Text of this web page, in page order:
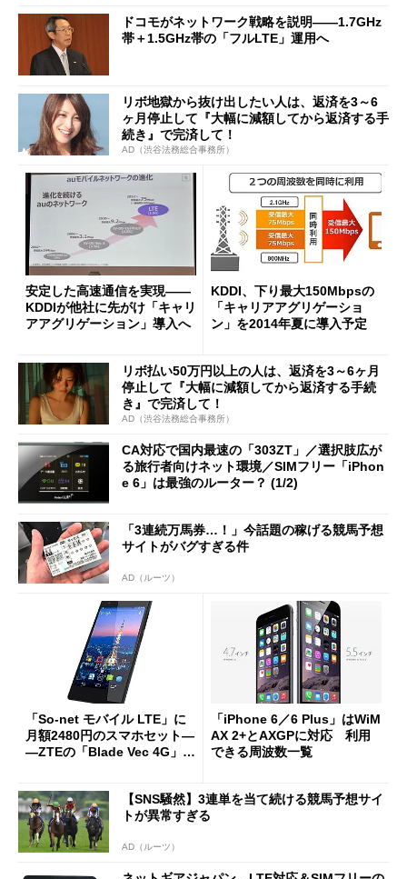
ドコモがネットワーク戦略を説明――1.7GHz
帯＋1.5GHz帯の「フルLTE」運用へ
リボ地獄から抜け出したい人は、返済を3～6
ヶ月停止して『大幅に減額してから返済する手
続き』で完済して！
AD（渋谷法務総合事務所）
安定した高速通信を実現――
KDDIが他社に先がけ「キャリ
アアグリゲーション」導入へ
KDDI、下り最大150Mbpsの
「キャリアアグリゲーショ
ン」を2014年夏に導入予定
リボ払い50万円以上の人は、返済を3～6ヶ月
停止して『大幅に減額してから返済する手続
き』で完済して！
AD（渋谷法務総合事務所）
CA対応で国内最速の「303ZT」／選択肢広が
る旅行者向けネット環境／SIMフリー「iPhon
e 6」は最強のルーター？ (1/2)
「3連続万馬券…！」今話題の稼げる競馬予想
サイトがバグすぎる件
AD（ルーツ）
「So-net モバイル LTE」に
月額2480円のスマホセット―
―ZTEの「Blade Vec 4G」を
「iPhone 6／6 Plus」はWiM
AX 2+とAXGPに対応 利用
できる周波数一覧
【SNS騒然】3連単を当て続ける競馬予想サイ
トが異常すぎる
AD（ルーツ）